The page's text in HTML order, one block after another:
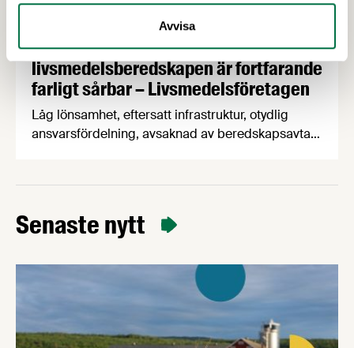
Avvisa
Sverige rustar – men
livsmedelsberedskapen är fortfarande
farligt sårbar – Livsmedelsföretagen
Låg lönsamhet, eftersatt infrastruktur, otydlig
ansvarsfördelning, avsaknad av beredskapsavtal
krig. Det visar en ny beredskapsrapport från
produktionen av svenska livsmedel minskar i en
beredskapen.
Senaste nytt